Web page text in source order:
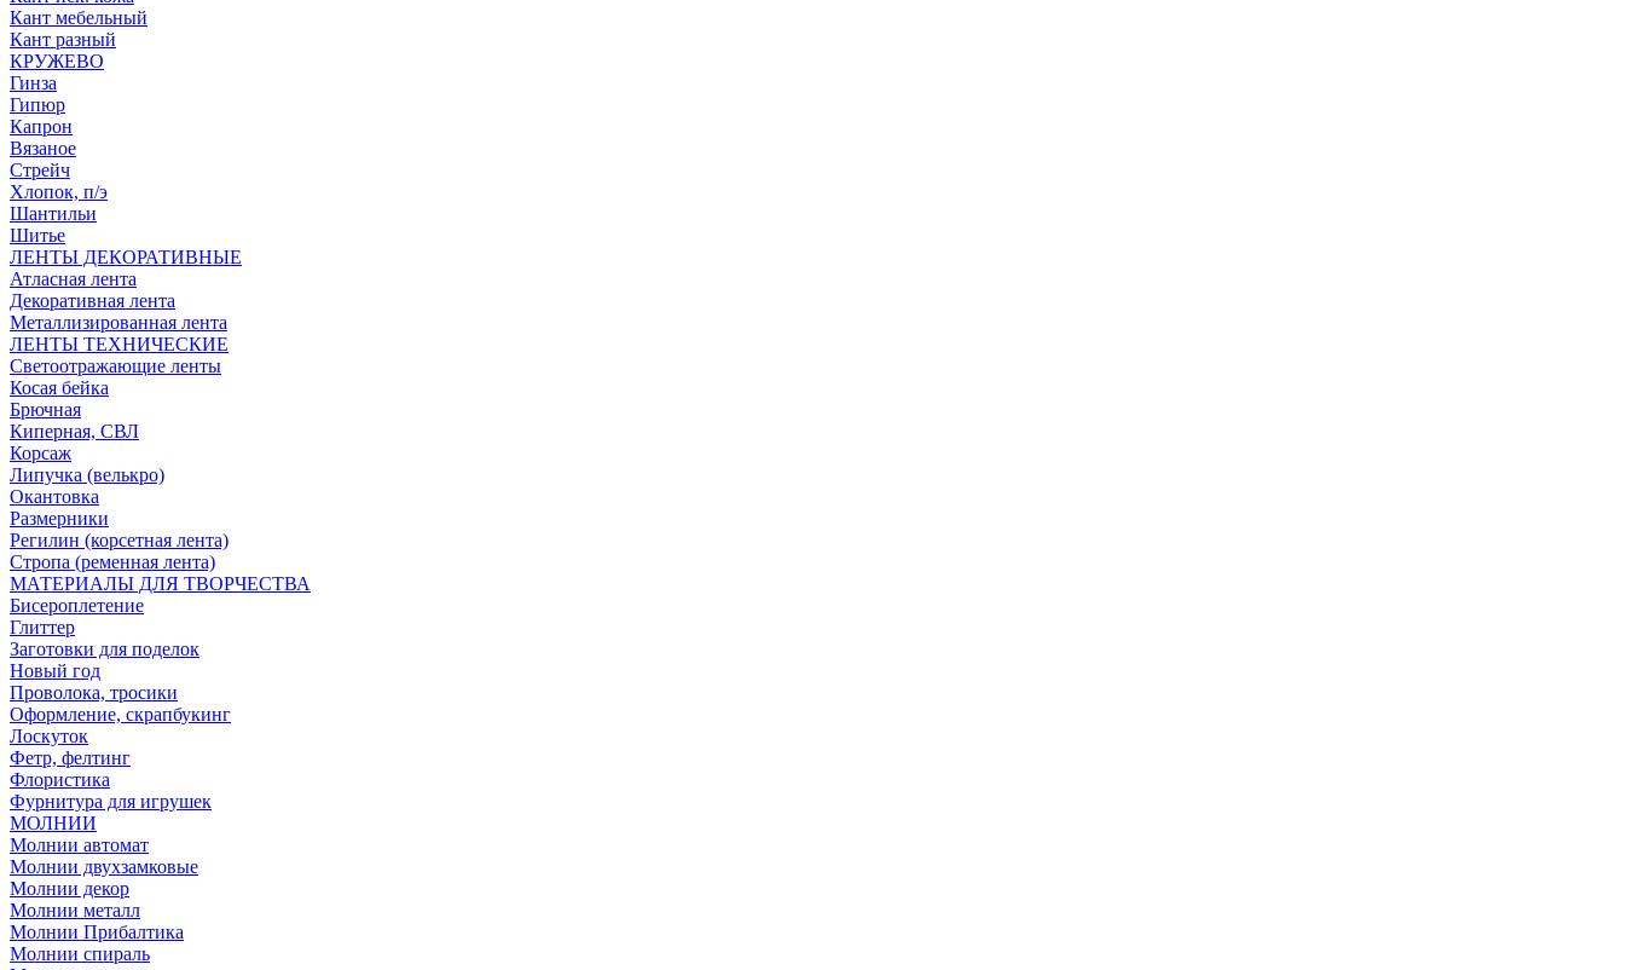
Кант мебельный
Кант разный
КРУЖЕВО
Гинза
Гипюр
Капрон
Вязаное
Стрейч
Хлопок, п/э
Шантильи
Шитье
ЛЕНТЫ ДЕКОРАТИВНЫЕ
Атласная лента
Декоративная лента
Металлизированная лента
ЛЕНТЫ ТЕХНИЧЕСКИЕ
Светоотражающие ленты
Косая бейка
Брючная
Киперная, СВЛ
Корсаж
Липучка (велькро)
Окантовка
Размерники
Регилин (корсетная лента)
Стропа (ременная лента)
МАТЕРИАЛЫ ДЛЯ ТВОРЧЕСТВА
Бисероплетение
Глиттер
Заготовки для поделок
Новый год
Проволока, тросики
Оформление, скрапбукинг
Лоскуток
Фетр, фелтинг
Флористика
Фурнитура для игрушек
МОЛНИИ
Молнии автомат
Молнии двухзамковые
Молнии декор
Молнии металл
Молнии Прибалтика
Молнии спираль